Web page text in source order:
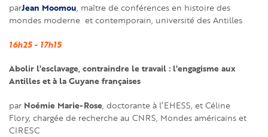
parJean Moomou , maître de conférences en histoire des
mondes moderne et contemporain, université des Antilles
16h25 - 17h15
Abolir l'esclavage, contraindre le travail : l'engagisme aux
Antilles et à la Guyane françaises
par Noémie Marie-Rose, doctorante à l’EHESS, et Céline
Flory, chargée de recherche au CNRS, Mondes américains et
CIRESC